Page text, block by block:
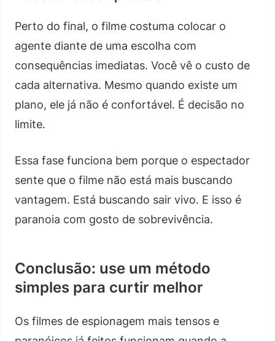
Perto do final, o filme costuma colocar o
agente diante de uma escolha com
consequências imediatas. Você vê o custo de
cada alternativa. Mesmo quando existe um
plano, ele já não é confortável. É decisão no
limite.
Essa fase funciona bem porque o espectador
sente que o filme não está mais buscando
vantagem. Está buscando sair vivo. E isso é
paranoia com gosto de sobrevivência.
Conclusão: use um método
simples para curtir melhor
Os filmes de espionagem mais tensos e